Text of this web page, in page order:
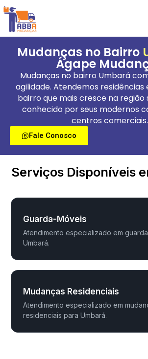
Mudanças no Bairro
Ágape
Mudanças no bairro Umbará
agilidade. Atendemos residências
bairro que mais cresce na região
conhecido por seus modernos
centros comerciais.
Fale Conosco
Serviços Disponíveis
Guarda-Móveis
Atendimento especializado em
Umbará.
Mudanças Residenciais
Atendimento especializado em
residenciais para Umbará.